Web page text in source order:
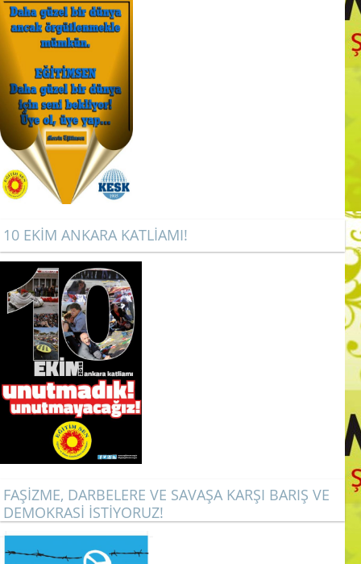
10 EKİM ANKARA KATLİAMI!
FAŞİZME, DARBELERE VE SAVAŞA KARŞI BARIŞ VE
DEMOKRASİ İSTİYORUZ!